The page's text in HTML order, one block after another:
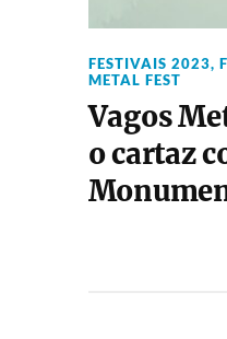
FESTIVAIS 2023,
METAL FEST
Vagos
o cartaz